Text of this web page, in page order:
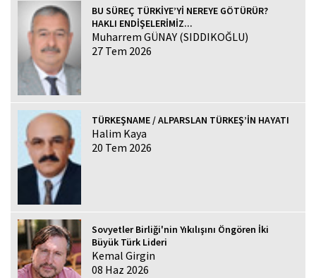
BU SÜREÇ TÜRKİYE’Yİ NEREYE GÖTÜRÜR?
HAKLI ENDİŞELERİMİZ...
Muharrem GÜNAY (SIDDIKOĞLU)
27 Tem 2026
TÜRKEŞNAME / ALPARSLAN TÜRKEŞ’İN HAYATI
Halim Kaya
20 Tem 2026
Sovyetler Birliği'nin Yıkılışını Öngören İki
Büyük Türk Lideri
Kemal Girgin
08 Haz 2026